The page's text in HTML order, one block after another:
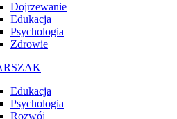
Dojrzewanie
Edukacja
Psychologia
Zdrowie
Edukacja
Psychologia
Rozwój